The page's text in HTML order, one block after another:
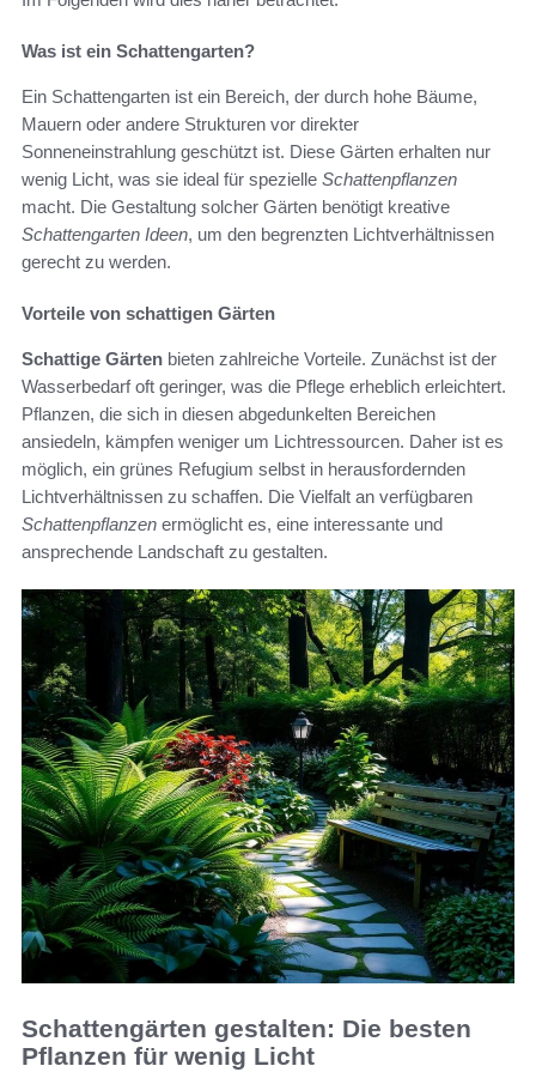
Was ist ein Schattengarten?
Ein Schattengarten ist ein Bereich, der durch hohe Bäume,
Mauern oder andere Strukturen vor direkter
Sonneneinstrahlung geschützt ist. Diese Gärten erhalten nur
wenig Licht, was sie ideal für spezielle Schattenpflanzen
macht. Die Gestaltung solcher Gärten benötigt kreative
Schattengarten Ideen, um den begrenzten Lichtverhältnissen
gerecht zu werden.
Vorteile von schattigen Gärten
Schattige Gärten bieten zahlreiche Vorteile. Zunächst ist der
Wasserbedarf oft geringer, was die Pflege erheblich erleichtert.
Pflanzen, die sich in diesen abgedunkelten Bereichen
ansiedeln, kämpfen weniger um Lichtressourcen. Daher ist es
möglich, ein grünes Refugium selbst in herausfordernden
Lichtverhältnissen zu schaffen. Die Vielfalt an verfügbaren
Schattenpflanzen ermöglicht es, eine interessante und
ansprechende Landschaft zu gestalten.
Schattengärten gestalten: Die besten
Pflanzen für wenig Licht